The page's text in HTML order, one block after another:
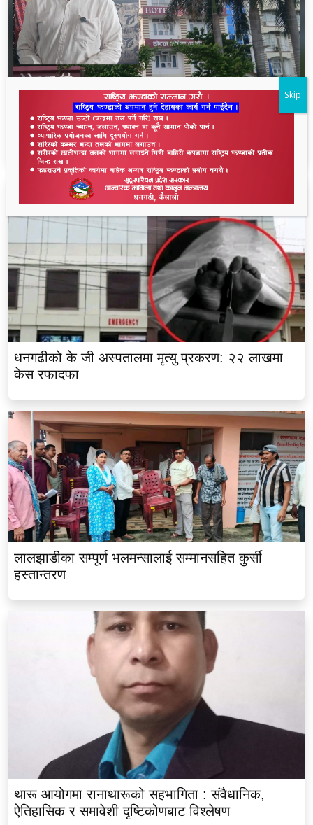
निर्मला हत्याकाण्डमा होटल ओपेराबाटै छानबिन हुनुपर्छ ः
पत्रकार भण्डारी
धनगढीको के जी अस्पतालमा मृत्यु प्रकरण: २२ लाखमा
केस रफादफा
लालझाडीका सम्पूर्ण भलमन्सालाई सम्मानसहित कुर्सी
हस्तान्तरण
थारू आयोगमा रानाथारूको सहभागिता : संवैधानिक,
ऐतिहासिक र समावेशी दृष्टिकोणबाट विश्लेषण
Skip